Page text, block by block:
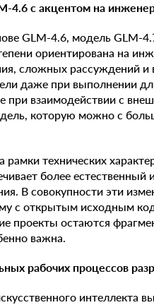
4.6 с акцентом на
GLM-4.6, модель GLM-
ориентирована на
сложных рассуждений
даже при выполнении
при взаимодействии с
которую можно с
рамки технических
более
В совокупности эти
с открытым исходным
проекты остаются
важна.
рабочих процессов
интеллекта